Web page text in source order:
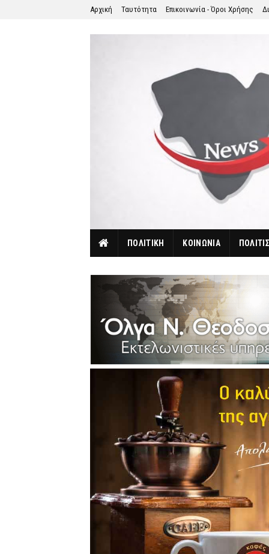
Αρχική Ταυτότητα Επικοινωνία - Όροι Χρήσης
ΠΟΛΙΤΙΚΗ ΚΟΙΝΩΝΙΑ